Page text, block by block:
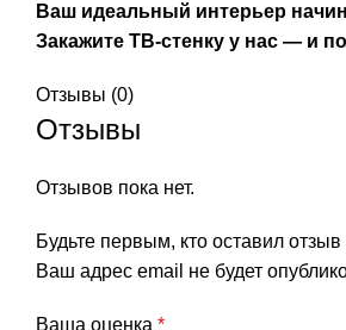
Ваш идеальный интерьер
Закажите ТВ-стенку у нас — и
Отзывы (0)
Отзывы
Отзывов пока нет.
Будьте первым, кто оставил отзыв
Ваш адрес email не будет
Ваша оценка *